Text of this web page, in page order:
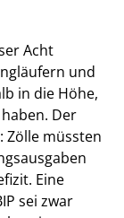
Acht
und
in die Höhe,
Der
Zölle müssten
Eine
sei zwar